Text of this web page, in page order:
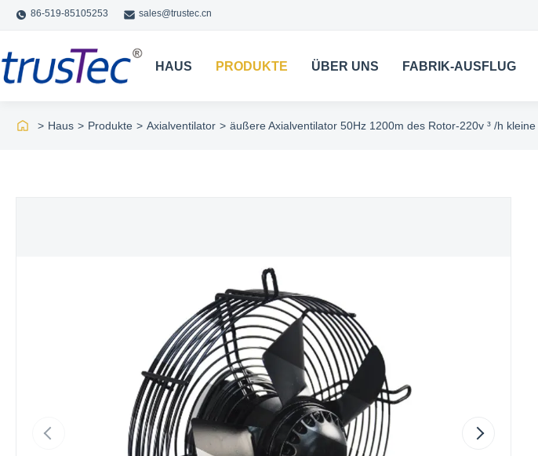
86-519-85105253 sales@trustec.cn
HAUS PRODUKTE ÜBER UNS FABRIK-AUSFLUG
> Haus > Produkte > Axialventilator > äußere Axialventilator 50Hz 1200m des Rotor-220v ³ /h